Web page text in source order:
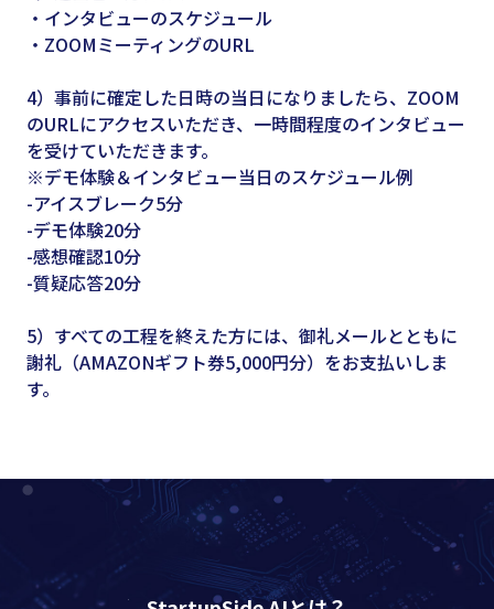
・インタビューのスケジュール​
・ZOOMミーティングのURL
4）事前に確定した日時の当日になりましたら、ZOOM
のURLにアクセスいただき、一時間程度のインタビュー
を受けていただきます。
※デモ体験＆インタビュー当日のスケジュール例​
-アイスブレーク5分
-デモ体験20分
-感想確認10分
-質疑応答20分
5）すべての工程を終えた方には、御礼メールとともに
謝礼（AMAZONギフト券5,000円分）をお支払いしま
す。